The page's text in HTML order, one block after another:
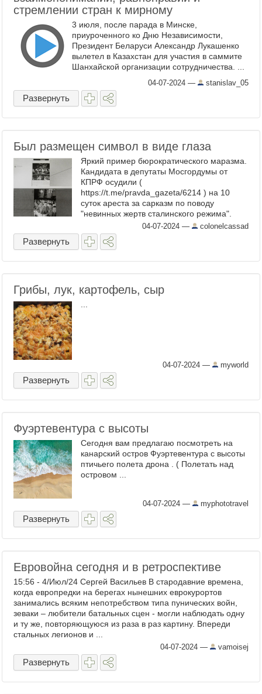
стремлении стран к мирному
3 июля, после парада в Минске,
приуроченного ко Дню Независимости,
Президент Беларуси Александр Лукашенко
вылетел в Казахстан для участия в саммите
Шанхайской организации сотрудничества. ...
04-07-2024 — stanislav_05
Развернуть
Был размещен символ в виде глаза
Яркий пример бюрократического маразма.
Кандидата в депутаты Мосгордумы от
КПРФ осудили (
https://t.me/pravda_gazeta/6214 ) на 10
суток ареста за сарказм по поводу
"невинных жертв сталинского режима".
Углядеть в этом пропаганду нацизма
можно было исключительно в сильном
подпитии. Но ...
04-07-2024 — colonelcassad
Развернуть
Грибы, лук, картофель, сыр
04-07-2024 — myworld
Развернуть
Фуэртевентура с высоты
Сегодня вам предлагаю посмотреть на
канарский остров Фуэртевентура с высоты
птичьего полета дрона . ( Полетать над
островом ...
04-07-2024 — myphototravel
Развернуть
Евровойна сегодня и в ретроспективе
15:56 - 4/Июл/24 Сергей Васильев В стародавние времена,
когда европредки на берегах нынешних еврокурортов
занимались всяким непотребством типа пунических войн,
зеваки – любители батальных сцен - могли наблюдать одну
и ту же, повторяющуюся из раза в раз картину. Впереди
стальных легионов и ...
04-07-2024 — vamoisej
Развернуть